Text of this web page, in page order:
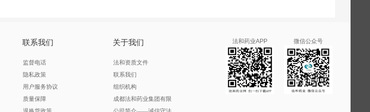
亳州市金正邦生物科技有限公司
博福-益普生（天津）制药有限公司
长春博迅生物技术有限责任公司
长春迪瑞制药有限公司
长春海外制药集团有限公司
长春雷允上药业有限公司
长春生物制品研究所有限责任公司
长春万德制药有限公司
长春英平药业有限公司
长沙兴德塑料制品有限公司
联系我们 关于我们
监督电话
隐私政策
用户服务协议
质量保障
法和资质文件
联系我们
组织机构
成都法和药业集团有限
法和药业APP 微信公众号